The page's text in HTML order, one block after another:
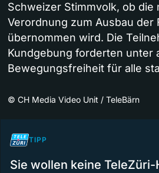
Schweizer Stimmvolk, ob die
Verordnung zum Ausbau der
übernommen wird. Die
Kundgebung forderten unter
Bewegungsfreiheit für alle
© CH Media Video Unit / TeleBärn
TIPP
Sie wollen keine